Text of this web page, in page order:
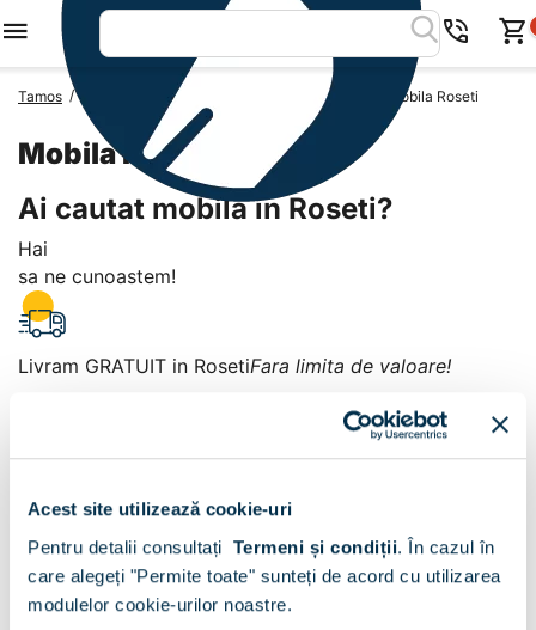
Acest site utilizează cookie-uri
Pentru detalii consultați Termeni și condiții. În cazul în
care alegeți "Permite toate" sunteți de acord cu utilizarea
modulelor cookie-urilor noastre.
Tamos / Mobila Romania Mobila Judetul Calarasi Mobila Roseti
Mobila Roseti
Ai cautat mobila in Roseti?
Hai
sa ne cunoastem!
Livram GRATUIT in RosetiFara limita de valoare!
Roseti
+